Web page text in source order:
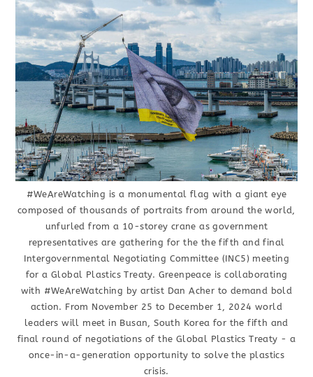
#WeAreWatching is a monumental flag with a giant eye
composed of thousands of portraits from around the world,
unfurled from a 10-storey crane as government
representatives are gathering for the the fifth and final
Intergovernmental Negotiating Committee (INC5) meeting
for a Global Plastics Treaty. Greenpeace is collaborating
with #WeAreWatching by artist Dan Acher to demand bold
action. From November 25 to December 1, 2024 world
leaders will meet in Busan, South Korea for the fifth and
final round of negotiations of the Global Plastics Treaty - a
once-in-a-generation opportunity to solve the plastics
crisis.